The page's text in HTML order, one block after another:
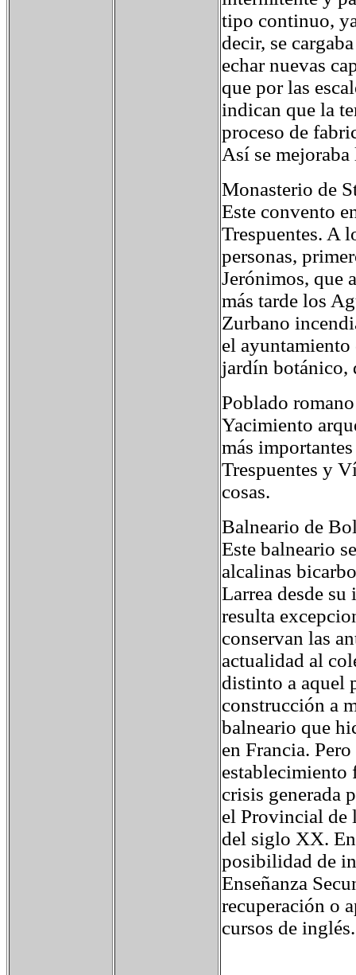
tipo continuo,
decir, se
echar nuevas
que por las
indican que la
proceso de
Así se
Monasterio de
Este convento
Trespuentes. A
personas,
Jerónimos, que
más tarde los
Zurbano
el ayuntamiento
jardín botánico,
Poblado
Yacimiento
más
Trespuentes y
cosas.
Balneario de
Este balneario
alcalinas
Larrea desde
resulta
conservan las
actualidad al
distinto a aquel
construcción a
balneario que
en Francia.
establecimiento
crisis generada
el Provincial de
del siglo XX.
posibilidad de
Enseñanza
recuperación o
cursos de inglés.